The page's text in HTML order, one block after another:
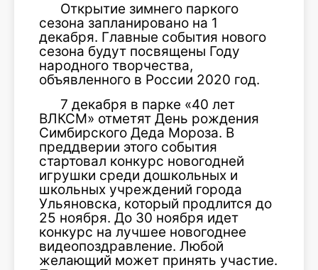
Открытие зимнего паркого
сезона запланировано на 1
декабря. Главные события нового
сезона будут посвящены Году
народного творчества,
объявленного в России 2020 год.
7 декабря в парке «40 лет
ВЛКСМ» отметят День рождения
Симбирского Деда Мороза. В
преддверии этого события
стартовал конкурс новогодней
игрушки среди дошкольных и
школьных учреждений города
Ульяновска, который продлится до
25 ноября. До 30 ноября идет
конкурс на лучшее новогоднее
видеопоздравление. Любой
желающий может принять участие.